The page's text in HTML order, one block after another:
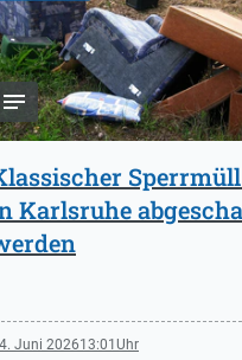
Karlsruhe
Juni 202613:01